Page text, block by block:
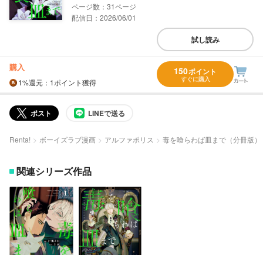
31
配信日：2026/06/01
試し読み
購入
1%還元 ：1ポイント獲得
150ポイント
すぐに購入
ポスト LINEで送る
Renta! ボーイズラブ漫画 アルファポリス 毒を喰らわば皿まで（分冊版）
関連シリーズ作品